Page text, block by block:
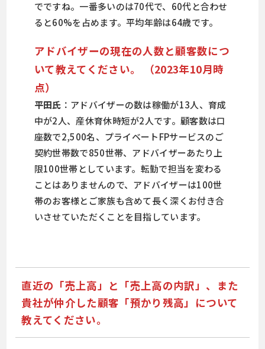
でですね。一番多いのは70代で、60代と合わせ
ると60%を占めます。平均年齢は64歳です。
アドバイザーの現在の人数と顧客数につ
いて教えてください。 （2023年10月時
点）
平田氏 ：アドバイザーの数は稼働が13人、育成
中が2人、産休育休時短が2人です。顧客数は口
座数で2,500名、プライベートFPサービスのご
契約世帯数で850世帯、アドバイザーあたり上
限100世帯としています。転勤で担当を変わる
ことはありませんので、アドバイザーは100世
帯のお客様とご家族も含めて長く深くお付き合
いさせていただくことを目指しています。
直近の「売上高」と「売上高の内訳」、また
貴社が仲介した顧客「預かり残高」について
教えてください。